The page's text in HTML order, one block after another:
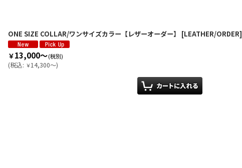
ONE SIZE COLLAR/ワンサイズカラー【レザーオーダー】 [LEATHER/ORDER]
￥13,000～(税別)
(税込: ￥14,300～)